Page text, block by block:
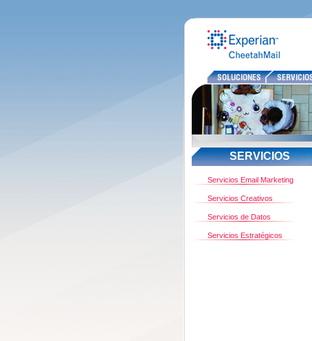
SERVICIOS
Servicios Email Marketing
Servicios Creativos
Servicios de Datos
Servicios Estratégicos